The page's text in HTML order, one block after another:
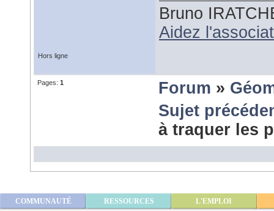
Bruno
Aidez
Hors ligne
Pages: 1 Forum »
Sujet
à traquer les
COMMUNAUTÉ RESSOURCES L'EMPLOI